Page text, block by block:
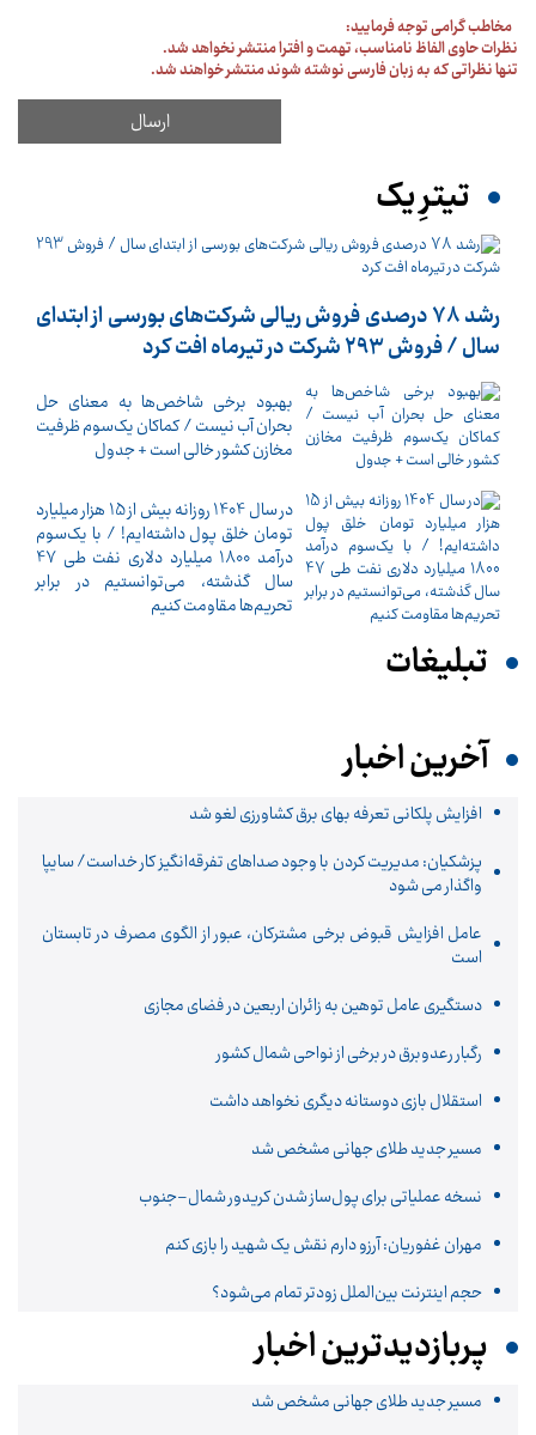
مخاطب گرامی توجه فرمایید:
نظرات حاوی الفاظ نامناسب، تهمت و افترا منتشر نخواهد شد.
تنها نظراتی که به زبان فارسی نوشته شوند منتشر خواهند شد.
تیترِ یک
رشد 78 درصدی فروش ریالی شرکت‌های بورسی از ابتدای
سال / فروش 293 شرکت در تیرماه افت کرد
بهبود برخی شاخص‌ها به معنای حل
بحران آب نیست / کماکان یک‌سوم ظرفیت
مخازن کشور خالی است + جدول
در سال 1404 روزانه بیش از 15 هزار میلیارد
تومان خلق پول داشته‌ایم! / با یک‌سوم
درآمد 1800 میلیارد دلاری نفت طی 47
سال گذشته، می‌توانستیم در برابر
تحریم‌ها مقاومت کنیم
تبلیغات
آخرین اخبار
افزایش پلکانی تعرفه بهای برق کشاورزی لغو شد
پزشکیان: مدیریت کردن با وجود صداهای تفرقه‌انگیز کار خداست/ سایپا
واگذار می شود
عامل افزایش قبوض برخی مشترکان، عبور از الگوی مصرف در تابستان
است
دستگیری عامل توهین به زائران اربعین در فضای مجازی
رگبار رعدوبرق در برخی از نواحی شمال کشور
استقلال بازی دوستانه دیگری نخواهد داشت
مسیر جدید طلای جهانی مشخص شد
نسخه عملیاتی برای پول‌ساز شدن کریدور شمال–جنوب
مهران غفوریان: آرزو دارم نقش یک شهید را بازی کنم
حجم اینترنت بین‌الملل زودتر تمام می‌شود؟
پربازدیدترین اخبار
مسیر جدید طلای جهانی مشخص شد